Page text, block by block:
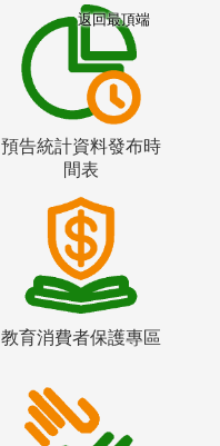
預告統計資料發布時
間表
教育消費者保護專區
返回最頂端